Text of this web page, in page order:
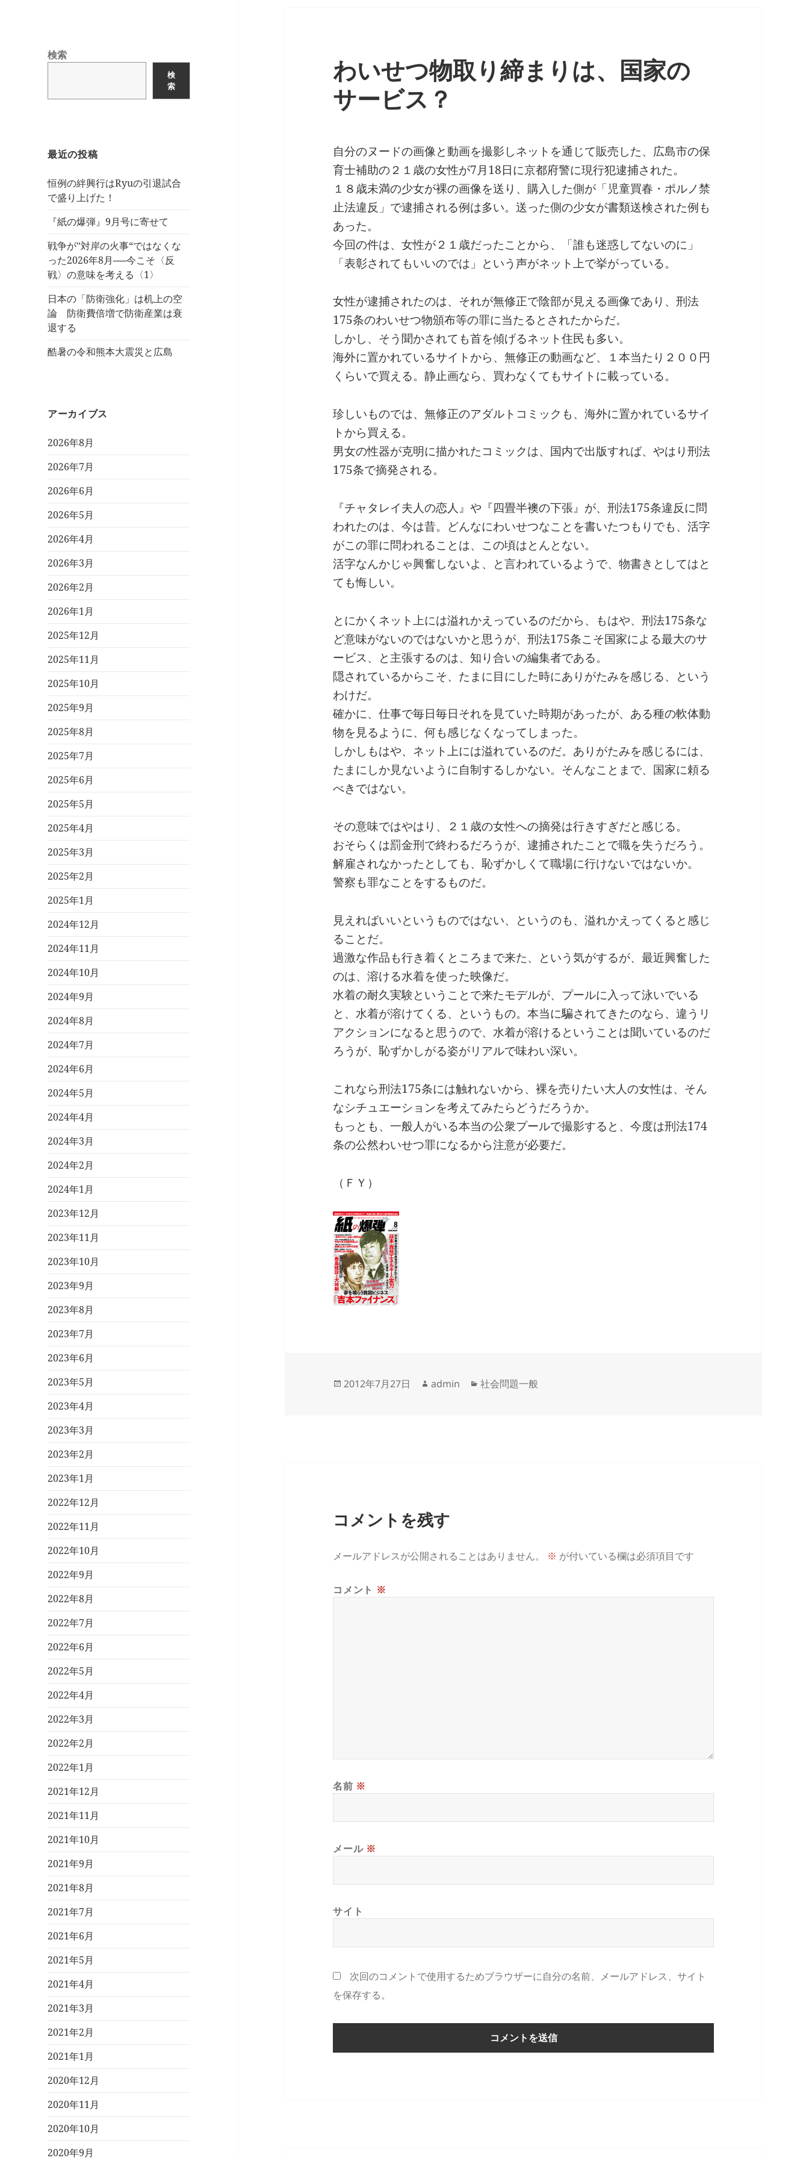
検索
検
索
最近の投稿
恒例の絆興行はRyuの引退試合
で盛り上げた！
『紙の爆弾』9月号に寄せて
戦争が‟対岸の火事“ではなくな
った2026年8月──今こそ〈反
戦〉の意味を考える〈1〉
日本の「防衛強化」は机上の空
論 防衛費倍増で防衛産業は衰
退する
酷暑の令和熊本大震災と広島
アーカイブス
2026年8月
2026年7月
2026年6月
2026年5月
2026年4月
2026年3月
2026年2月
2026年1月
2025年12月
2025年11月
2025年10月
2025年9月
2025年8月
2025年7月
2025年6月
2025年5月
2025年4月
2025年3月
2025年2月
2025年1月
2024年12月
2024年11月
2024年10月
2024年9月
2024年8月
2024年7月
2024年6月
2024年5月
2024年4月
2024年3月
2024年2月
2024年1月
2023年12月
2023年11月
2023年10月
2023年9月
2023年8月
2023年7月
2023年6月
2023年5月
2023年4月
2023年3月
2023年2月
2023年1月
2022年12月
2022年11月
2022年10月
2022年9月
2022年8月
2022年7月
2022年6月
2022年5月
2022年4月
2022年3月
2022年2月
2022年1月
2021年12月
2021年11月
2021年10月
2021年9月
2021年8月
2021年7月
2021年6月
2021年5月
2021年4月
2021年3月
2021年2月
2021年1月
2020年12月
2020年11月
2020年10月
2020年9月
わいせつ物取り締まりは、国家の
サービス？
自分のヌードの画像と動画を撮影しネットを通じて販売した、広島市の保
育士補助の２１歳の女性が7月18日に京都府警に現行犯逮捕された。
１８歳未満の少女が裸の画像を送り、購入した側が「児童買春・ポルノ禁
止法違反」で逮捕される例は多い。送った側の少女が書類送検された例も
あった。
今回の件は、女性が２１歳だったことから、「誰も迷惑してないのに」
「表彰されてもいいのでは」という声がネット上で挙がっている。
女性が逮捕されたのは、それが無修正で陰部が見える画像であり、刑法
175条のわいせつ物頒布等の罪に当たるとされたからだ。
しかし、そう聞かされても首を傾げるネット住民も多い。
海外に置かれているサイトから、無修正の動画など、１本当たり２００円
くらいで買える。静止画なら、買わなくてもサイトに載っている。
珍しいものでは、無修正のアダルトコミックも、海外に置かれているサイ
トから買える。
男女の性器が克明に描かれたコミックは、国内で出版すれば、やはり刑法
175条で摘発される。
『チャタレイ夫人の恋人』や『四畳半襖の下張』が、刑法175条違反に問
われたのは、今は昔。どんなにわいせつなことを書いたつもりでも、活字
がこの罪に問われることは、この頃はとんとない。
活字なんかじゃ興奮しないよ、と言われているようで、物書きとしてはと
ても悔しい。
とにかくネット上には溢れかえっているのだから、もはや、刑法175条な
ど意味がないのではないかと思うが、刑法175条こそ国家による最大のサ
ービス、と主張するのは、知り合いの編集者である。
隠されているからこそ、たまに目にした時にありがたみを感じる、という
わけだ。
確かに、仕事で毎日毎日それを見ていた時期があったが、ある種の軟体動
物を見るように、何も感じなくなってしまった。
しかしもはや、ネット上には溢れているのだ。ありがたみを感じるには、
たまにしか見ないように自制するしかない。そんなことまで、国家に頼る
べきではない。
その意味ではやはり、２１歳の女性への摘発は行きすぎだと感じる。
おそらくは罰金刑で終わるだろうが、逮捕されたことで職を失うだろう。
解雇されなかったとしても、恥ずかしくて職場に行けないではないか。
警察も罪なことをするものだ。
見えればいいというものではない、というのも、溢れかえってくると感じ
ることだ。
過激な作品も行き着くところまで来た、という気がするが、最近興奮した
のは、溶ける水着を使った映像だ。
水着の耐久実験ということで来たモデルが、プールに入って泳いでいる
と、水着が溶けてくる、というもの。本当に騙されてきたのなら、違うリ
アクションになると思うので、水着が溶けるということは聞いているのだ
ろうが、恥ずかしがる姿がリアルで味わい深い。
これなら刑法175条には触れないから、裸を売りたい大人の女性は、そん
なシチュエーションを考えてみたらどうだろうか。
もっとも、一般人がいる本当の公衆プールで撮影すると、今度は刑法174
条の公然わいせつ罪になるから注意が必要だ。
（ＦＹ）
投
2012年7月27日
作
admin
カ
社会問題一般
コメントを残す
メールアドレスが公開されることはありません。 ※ が付いている欄は必須項目です
コメント ※
名前 ※
メール ※
サイト
次回のコメントで使用するためブラウザーに自分の名前、メールアドレス、サイト
を保存する。